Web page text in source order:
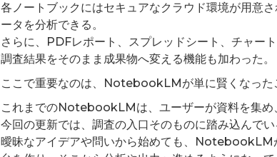
各ノートブックにはセキュアなクラウド環境が用意
ータを分析できる。
さらに、PDFレポート、スプレッドシート、チャ
調査結果をそのまま成果物へ変える機能も加わった。
ここで重要なのは、NotebookLMが単に賢くなった
これまでのNotebookLMは、ユーザーが資料を集め
今回の更新では、調査の入口そのものに踏み込んでい
曖昧なアイデアや問いから始めても、NotebookLM